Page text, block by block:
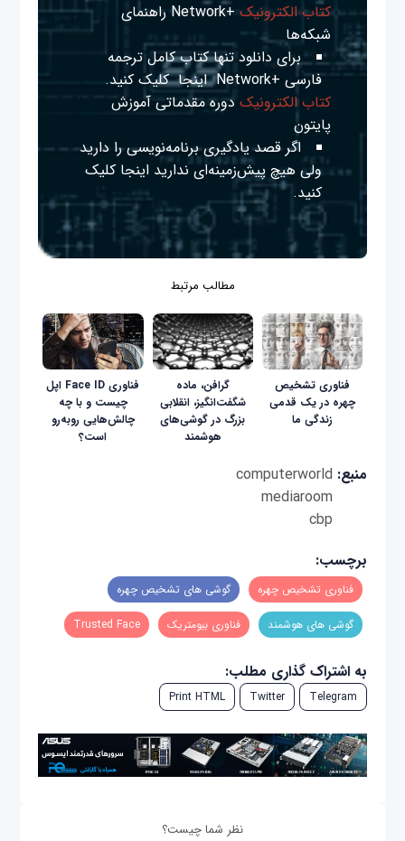
کتاب الکترونیک
+Network راهنمای
شبکه‌ها
برای دانلود تنها کتاب کامل ترجمه
فارسی +Network
اینجا کلیک کنید.
کتاب الکترونیک دوره مقدماتی آموزش
پایتون
اگر قصد یادگیری برنامه‌نویسی را دارید
ولی هیچ پیش‌زمینه‌ای نداریداینجا کلیک
کنید.
مطالب مرتبط
فناوری تشخیص
چهره در یک قدمی
زندگی ما
گرافن، ماده
شگفت‌انگیز، انقلابی
بزرگ در گوشی‌های
هوشمند
فناوری Face ID اپل
چیست و با چه
چالش‌هایی روبه‌رو
است؟
منبع: computerworld
mediaroom
cbp
برچسب:
فناوری تشخیص چهره گوشی های تشخیص چهره
گوشی های هوشمند فناوری‌ بیومتریک Trusted Face
به اشتراک گذاری مطلب:
Telegram
Twitter
Print HTML
نظر شما چیست؟